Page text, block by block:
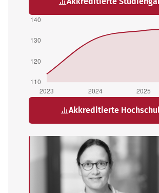
Akkreditierte